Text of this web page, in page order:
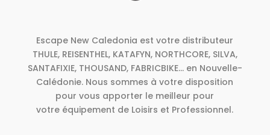
Escape New Caledonia est votre distributeur
THULE, REISENTHEL, KATAFYN, NORTHCORE, SILVA,
SANTAFIXIE, THOUSAND, FABRICBIKE... en Nouvelle-
Calédonie. Nous sommes à votre disposition
pour vous apporter le meilleur pour
votre équipement de Loisirs et Professionnel.